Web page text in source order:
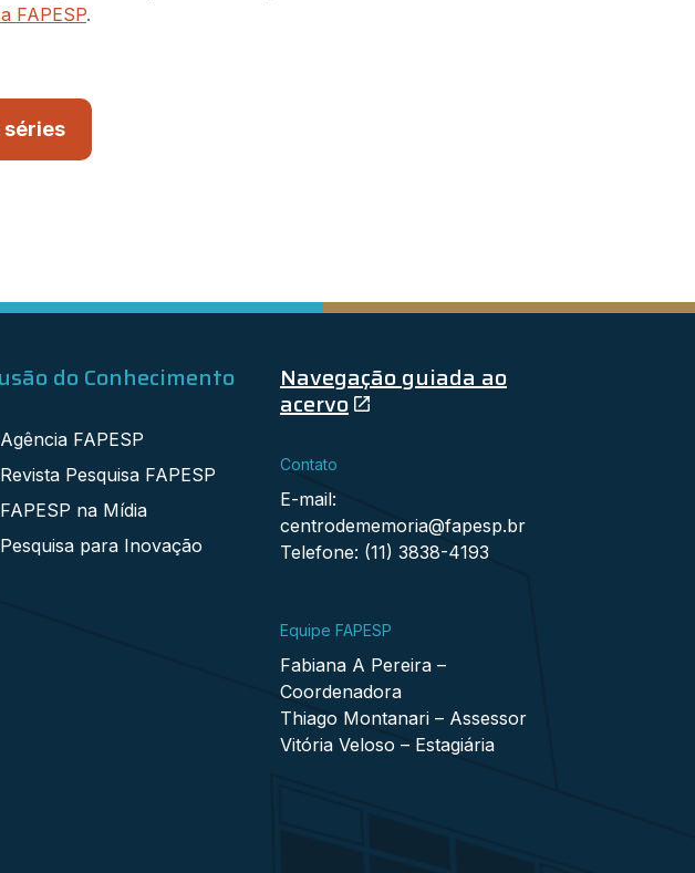
FAPESP.
séries
do Conhecimento
Agência FAPESP
Revista Pesquisa FAPESP
FAPESP na Mídia
Pesquisa para Inovação
Navegação guiada ao
acervo
Contato
E-mail:
centrodememoria@fapesp.br
Telefone: (11) 3838-4193
Equipe FAPESP
Fabiana A Pereira –
Coordenadora
Thiago Montanari – Assessor
Vitória Veloso – Estagiária